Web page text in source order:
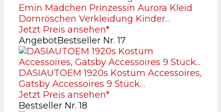
Emin Mädchen Prinzessin Aurora Kleid
Dornröschen Verkleidung Kinder…
Jetzt Preis ansehen*
AngebotBestseller Nr. 17
DASIAUTOEM 1920s Kostüm Accessoires,
Gatsby Accessoires 9 Stück…
Jetzt Preis ansehen*
Bestseller Nr. 18